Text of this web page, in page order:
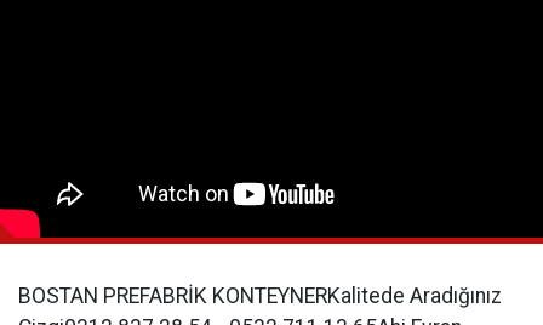
BOSTAN PREFABRİK KONTEYNERKalitede Aradığınız